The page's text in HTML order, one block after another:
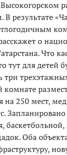
В результате
о
Что
тут для детей
три
на 250 мест,
Запланировано
Оба